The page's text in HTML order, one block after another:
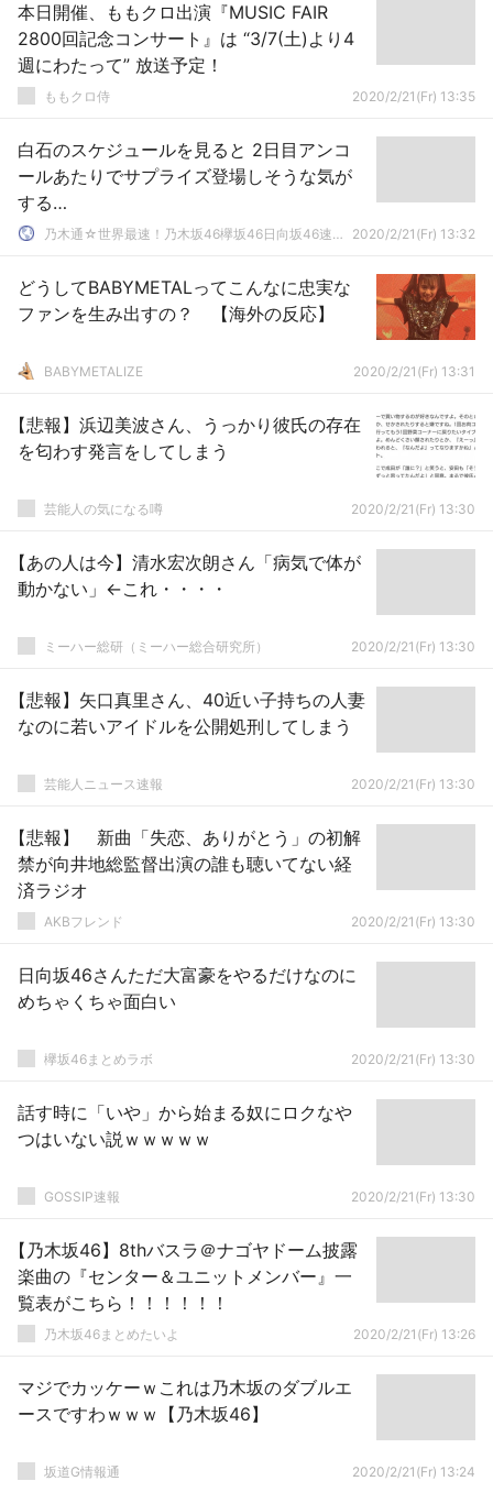
本日開催、ももクロ出演『MUSIC FAIR
2800回記念コンサート』は “3/7(土)より4
週にわたって” 放送予定！
ももクロ侍 2020/2/21(Fr) 13:35
白石のスケジュールを見ると 2日目アンコ
ールあたりでサプライズ登場しそうな気が
する…
乃木通☆世界最速！乃木坂46欅坂46日向坂46速報まとめ 2020/2/21(Fr) 13:32
どうしてBABYMETALってこんなに忠実な
ファンを生み出すの？ 【海外の反応】
BABYMETALIZE 2020/2/21(Fr) 13:31
【悲報】浜辺美波さん、うっかり彼氏の存在
を匂わす発言をしてしまう
芸能人の気になる噂 2020/2/21(Fr) 13:30
【あの人は今】清水宏次朗さん「病気で体が
動かない」←これ・・・・
ミーハー総研（ミーハー総合研究所） 2020/2/21(Fr) 13:30
【悲報】矢口真里さん、40近い子持ちの人妻
なのに若いアイドルを公開処刑してしまう
芸能人ニュース速報 2020/2/21(Fr) 13:30
【悲報】 新曲「失恋、ありがとう」の初解
禁が向井地総監督出演の誰も聴いてない経
済ラジオ
AKBフレンド 2020/2/21(Fr) 13:30
日向坂46さんただ大富豪をやるだけなのに
めちゃくちゃ面白い
欅坂46まとめラボ 2020/2/21(Fr) 13:30
話す時に「いや」から始まる奴にロクなや
つはいない説ｗｗｗｗｗ
GOSSIP速報 2020/2/21(Fr) 13:30
【乃木坂46】8thバスラ＠ナゴヤドーム披露
楽曲の『センター＆ユニットメンバー』一
覧表がこちら！！！！！！
乃木坂46まとめたいよ 2020/2/21(Fr) 13:26
マジでカッケーｗこれは乃木坂のダブルエ
ースですわｗｗｗ【乃木坂46】
坂道G情報通 2020/2/21(Fr) 13:24